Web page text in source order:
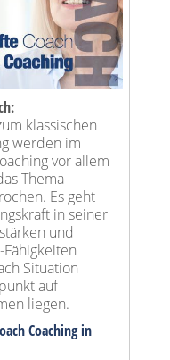
klassischen
werden im
vor allem
Thema
Es geht
in seiner
und
Situation
auf
liegen.
Coaching in